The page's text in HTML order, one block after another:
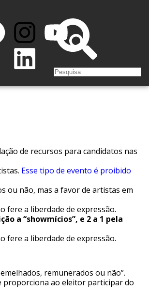
de recursos para candidatos nas
Esse tipo de evento é proibido
ou não, mas a favor de artistas em
fere a liberdade de expressão.
a “showmícios”, e 2 a 1 pela
fere a liberdade de expressão.
remunerados ou não”.
proporciona ao eleitor participar do